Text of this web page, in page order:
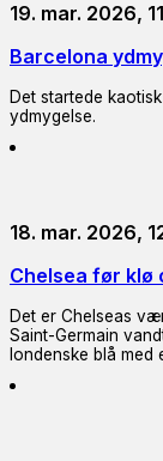
19. mar. 2026,
Barcelona
Det startede
ydmygelse.
18. mar. 2026,
Chelsea før klø
Det er Chelseas
Saint-Germain
londenske blå med